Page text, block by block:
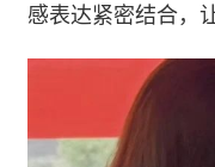
感表达紧密结合，